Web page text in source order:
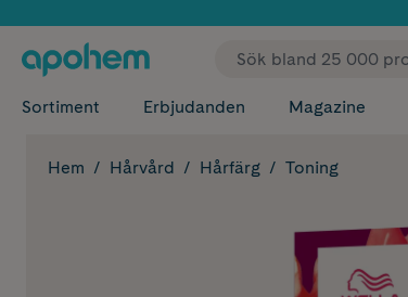
Sortiment Erbjudanden Magazine
Hem Hårvård Hårfärg Toning